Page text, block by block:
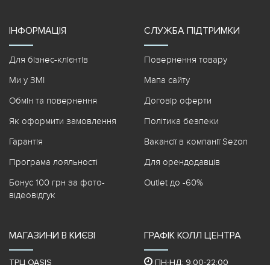
ІНФОРМАЦІЯ
Для бізнес-клієнтів
Ми у ЗМІ
Обмін та повернення
Як оформити замовлення
Гарантія
Програма лояльності
Бонус 100 грн за фото-
відеовідгук
СЛУЖБА ПІДТРИМКИ
Повернення товару
Мапа сайту
Договір оферти
Політика безпеки
Вакансії в компанії Sezon
Для орендодавців
Outlet до -60%
МАГАЗИНИ В КИЄВІ
ТРЦ OASIS
ГРАФІК КОЛЛ ЦЕНТРА
ПН-НД: 9:00-22:00